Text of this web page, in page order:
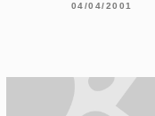
04/04/2001